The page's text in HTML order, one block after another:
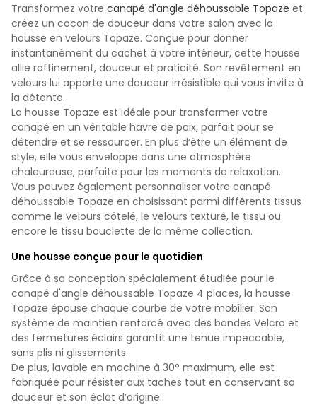
Transformez votre canapé d'angle déhoussable Topaze et
créez un cocon de douceur dans votre salon avec la
housse en velours Topaze. Conçue pour donner
instantanément du cachet à votre intérieur, cette housse
allie raffinement, douceur et praticité. Son revêtement en
velours lui apporte une douceur irrésistible qui vous invite à
la détente.
La housse Topaze est idéale pour transformer votre
canapé en un véritable havre de paix, parfait pour se
détendre et se ressourcer. En plus d’être un élément de
style, elle vous enveloppe dans une atmosphère
chaleureuse, parfaite pour les moments de relaxation.
Vous pouvez également personnaliser votre canapé
déhoussable Topaze en choisissant parmi différents tissus
comme le velours côtelé, le velours texturé, le tissu ou
encore le tissu bouclette de la même collection.
Une housse conçue pour le quotidien
Grâce à sa conception spécialement étudiée pour le
canapé d'angle déhoussable Topaze 4 places, la housse
Topaze épouse chaque courbe de votre mobilier. Son
système de maintien renforcé avec des bandes Velcro et
des fermetures éclairs garantit une tenue impeccable,
sans plis ni glissements.
De plus, lavable en machine à 30° maximum, elle est
fabriquée pour résister aux taches tout en conservant sa
douceur et son éclat d’origine.